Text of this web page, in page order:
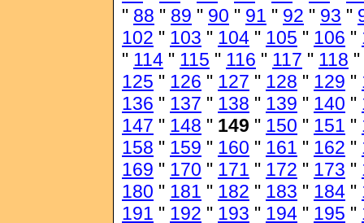
" 88 " 89 " 90 " 91 " 92 " 93 "
102 " 103 " 104 " 105 " 106 "
" 114 " 115 " 116 " 117 " 118 "
125 " 126 " 127 " 128 " 129 "
136 " 137 " 138 " 139 " 140 "
147 " 148 " 149 " 150 " 151 "
158 " 159 " 160 " 161 " 162 "
169 " 170 " 171 " 172 " 173 "
180 " 181 " 182 " 183 " 184 "
191 " 192 " 193 " 194 " 195 "